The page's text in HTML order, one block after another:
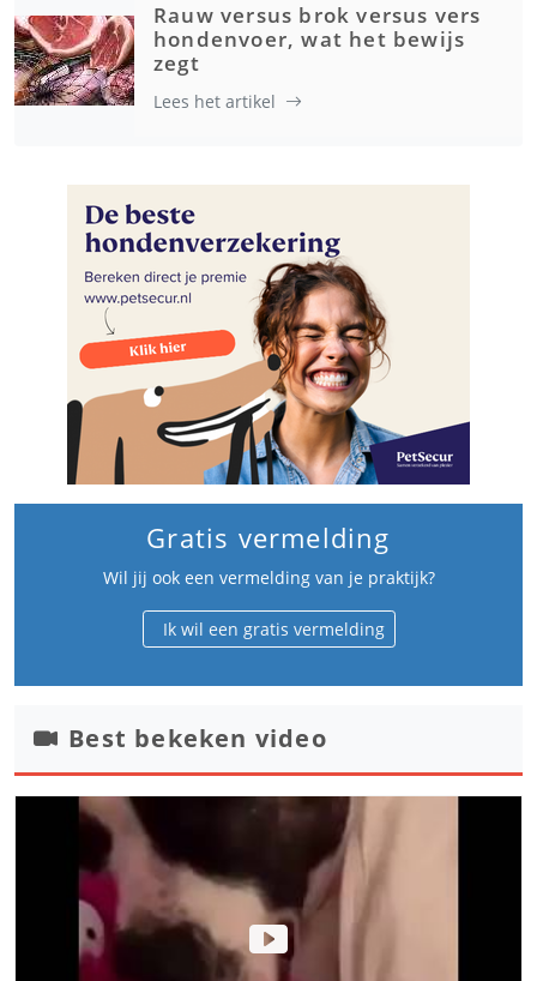
Rauw versus brok versus vers
hondenvoer, wat het bewijs
zegt
Lees het artikel
Gratis vermelding
Wil jij ook een vermelding van je praktijk?
Ik wil een gratis vermelding
Best bekeken video